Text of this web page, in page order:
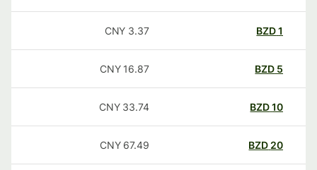
BZD
3.37
CNY
BZD
16.87
CNY
BZD
33.74
CNY
20
BZD
67.49
CNY